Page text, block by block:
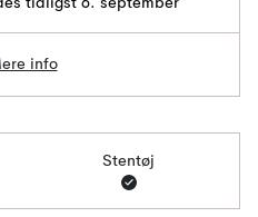
tidligst 6. september
info
Stentøj